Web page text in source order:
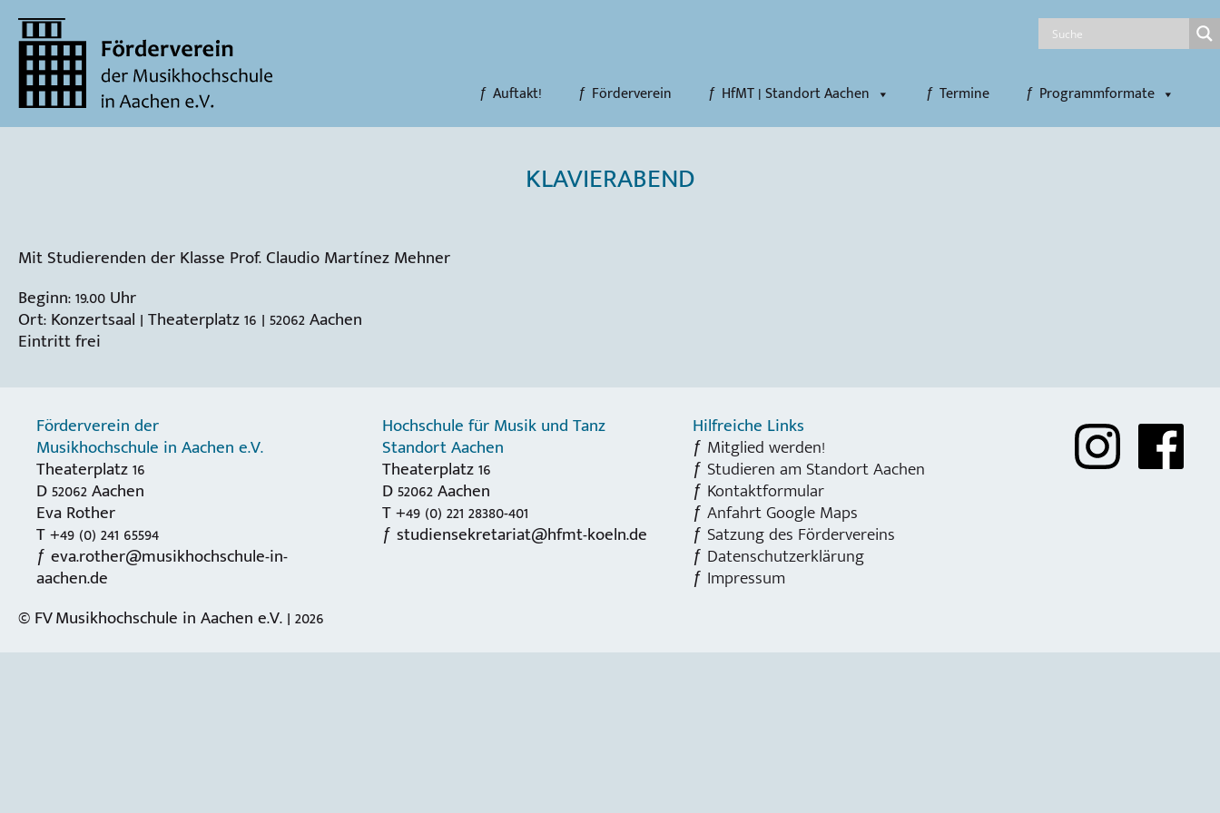
Auftakt! Förderverein HfMT | Standort Aachen Termine Programmformate
KLAVIERABEND
Mit Studierenden der Klasse Prof. Claudio Martínez Mehner
Beginn: 19.00 Uhr
Ort: Konzertsaal | Theaterplatz 16 | 52062 Aachen
Eintritt frei
Förderverein der
Musikhochschule in Aachen e.V.
Theaterplatz 16
D 52062 Aachen
Eva Rother
T +49 (0) 241 65594
eva.rother@musikhochschule-in-
aachen.de
Hochschule für Musik und Tanz
Standort Aachen
Theaterplatz 16
D 52062 Aachen
T +49 (0) 221 28380-401
studiensekretariat@hfmt-koeln.de
Hilfreiche Links
Mitglied werden!
Studieren am Standort Aachen
Kontaktformular
Anfahrt Google Maps
Satzung des Fördervereins
Datenschutzerklärung
Impressum
© FV Musikhochschule in Aachen e.V. | 2026